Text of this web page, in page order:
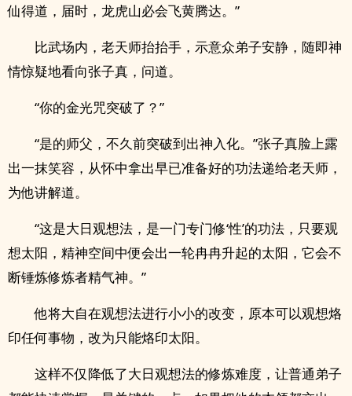
仙得道，届时，龙虎山必会飞黄腾达。”
比武场内，老天师抬抬手，示意众弟子安静，随即神
情惊疑地看向张子真，问道。
“你的金光咒突破了？”
“是的师父，不久前突破到出神入化。”张子真脸上露
出一抹笑容，从怀中拿出早已准备好的功法递给老天师，
为他讲解道。
“这是大日观想法，是一门专门修‘性’的功法，只要观
想太阳，精神空间中便会出一轮冉冉升起的太阳，它会不
断锤炼修炼者精气神。”
他将大自在观想法进行小小的改变，原本可以观想烙
印任何事物，改为只能烙印太阳。
这样不仅降低了大日观想法的修炼难度，让普通弟子